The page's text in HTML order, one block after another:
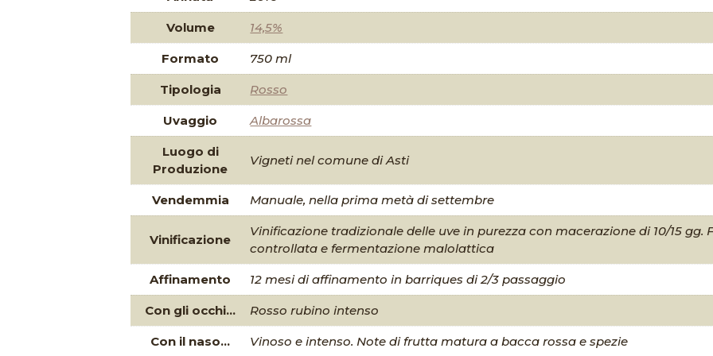
Volume 14,5%
Formato 750 ml
Tipologia Rosso
Uvaggio Albarossa
Luogo di
Produzione
Vigneti nel comune di Asti
Vendemmia Manuale, nella prima metà di settembre
Vinificazione
Vinificazione tradizionale delle uve in purezza con macerazione di 10/15
controllata e fermentazione malolattica
Affinamento 12 mesi di affinamento in barriques di 2/3 passaggio
Con gli occhi... Rosso rubino intenso
Con il naso... Vinoso e intenso. Note di frutta matura a bacca rossa e spezie